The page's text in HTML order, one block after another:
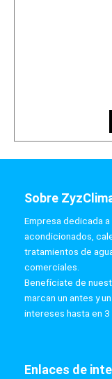
Sobre
Empresa dedicada
acondicionados,
tratamientos de
comerciales.
Benefíciate de
marcan un antes y
intereses hasta en 3
Enlaces de